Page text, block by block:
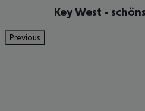
Key West -
Previous